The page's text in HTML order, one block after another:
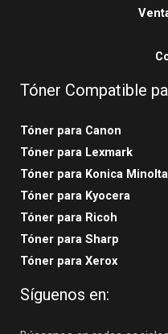
Tóner Compatible
Tóner para Canon
Tóner para Lexmark
Tóner para Konica Minolta
Tóner para Kyocera
Tóner para Ricoh
Tóner para Sharp
Tóner para Xerox
Síguenos en: